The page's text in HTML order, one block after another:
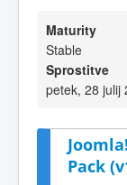
Maturity
Stable
Sprostitve
petek, 28 julij
Pack